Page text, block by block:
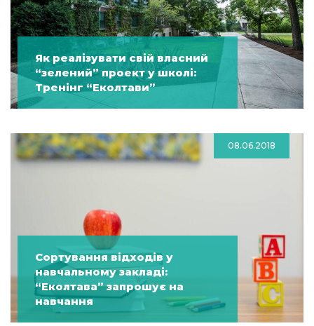
Як реалізувати свій власний
“зелений” проект у школі:
Тренінг “Еколтави”
08.06.2018
Сортування відходів у
навчальному закладі:
“Еколтава” запрошує на
навчання